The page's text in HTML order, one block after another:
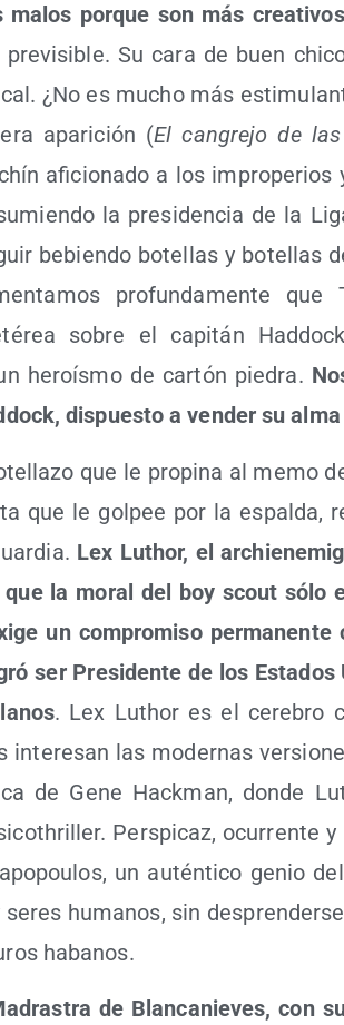
malos por­que son más
pre­vi­si­ble. Su cara de buen
¿No es mucho más
apa­ri­ción (El can­gre­jo de
afi­cio­na­do a los
la pre­si­den­cia de la
bebien­do bote­llas y bote­llas
pro­fun­da­men­te
sobre el capi­tán
heroís­mo de car­tón pie­dra.
dis­pues­to a ven­der su
que le pro­pi­na al memo
que le gol­pee por la espal­da,
Lex Luthor, el
la moral del boy scout sólo
un com­pro­mi­so
ser Pre­si­den­te de los
. Lex Luthor es el cere­bro
intere­san las moder­nas
de Gene Hack­man, don­de
Pers­pi­caz, ocu­rren­te
un autén­ti­co genio
huma­nos, sin
habanos.
de Blan­ca­nie­ves, con